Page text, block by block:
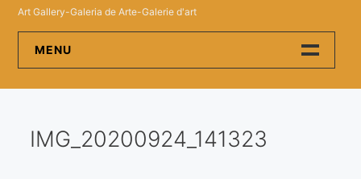
Art Gallery-Galeria de Arte-Galerie d'art
MENU
Artistas
IMG_20200924_141323